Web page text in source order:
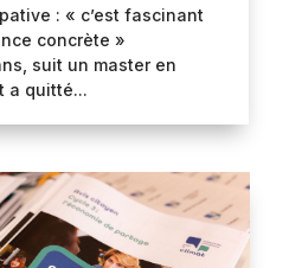
: « c’est fascinant
concrète »
suit un master en
a quitté...